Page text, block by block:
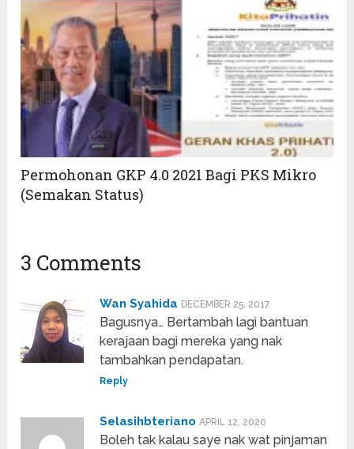
Permohonan GKP 4.0 2021 Bagi PKS Mikro
(Semakan Status)
3 Comments
Wan Syahida DECEMBER 25, 2017
Bagusnya… Bertambah lagi bantuan
kerajaan bagi mereka yang nak
tambahkan pendapatan.
Reply
Selasihbteriano APRIL 12, 2020
Boleh tak kalau saye nak wat pinjaman